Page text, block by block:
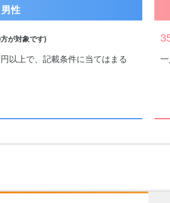
男性
が対象です)
以上で、記載条件に当てはまる